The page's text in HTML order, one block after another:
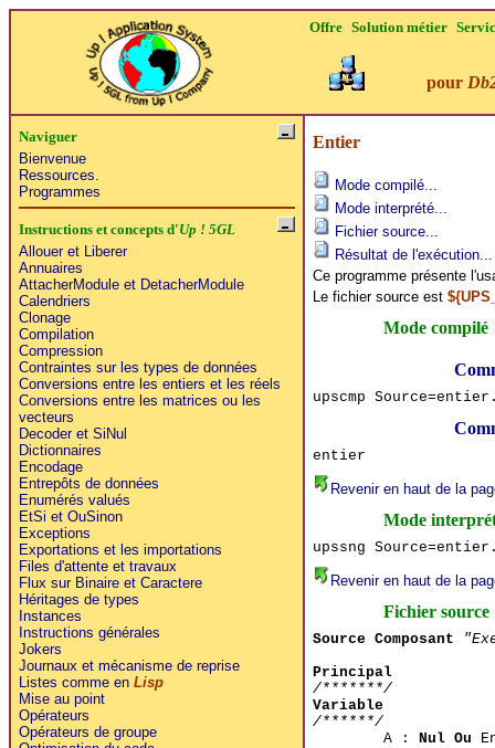
Offre Solution métier
pour
Naviguer
Bienvenue
Ressources.
Programmes
Instructions et concepts d'Up ! 5GL
Allouer et Liberer
Annuaires
AttacherModule et DetacherModule
Calendriers
Clonage
Compilation
Compression
Contraintes sur les types de données
Conversions entre les entiers et les réels
Conversions entre les matrices ou les
vecteurs
Decoder et SiNul
Dictionnaires
Encodage
Entrepôts de données
Enumérés valués
EtSi et OuSinon
Exceptions
Exportations et les importations
Files d'attente et travaux
Flux sur Binaire et Caractere
Héritages de types
Instances
Instructions générales
Jokers
Journaux et mécanisme de reprise
Listes comme en Lisp
Mise au point
Opérateurs
Opérateurs de groupe
Entier
Mode compilé...
Mode interprété...
Fichier source...
Résultat de l'exécution...
Ce programme présente
Le fichier source est
Mode compilé
upscmp
entier
Revenir en haut de la
Mode
upssng
Revenir en haut de la
Fichier source
Source Composant
Principal
/*******/
Variable
/******/
A : Nul Ou